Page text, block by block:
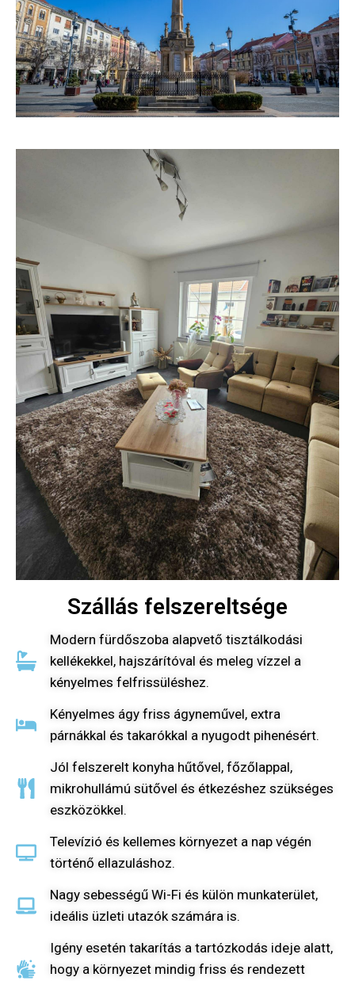
Szállás felszereltsége
Modern fürdőszoba alapvető tisztálkodási
kellékekkel, hajszárítóval és meleg vízzel a
kényelmes felfrissüléshez.
Kényelmes ágy friss ágyneművel, extra
párnákkal és takarókkal a nyugodt pihenésért.
Jól felszerelt konyha hűtővel, főzőlappal,
mikrohullámú sütővel és étkezéshez szükséges
eszközökkel.
Televízió és kellemes környezet a nap végén
történő ellazuláshoz.
Nagy sebességű Wi-Fi és külön munkaterület,
ideális üzleti utazók számára is.
Igény esetén takarítás a tartózkodás ideje alatt,
hogy a környezet mindig friss és rendezett